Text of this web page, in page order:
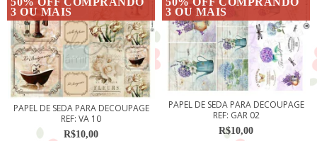
3 OU MAIS
PAPEL DE SEDA PARA DECOUPAGE
REF: VA 10
R$10,00
3 OU MAIS
PAPEL DE SEDA PARA DECOUPAGE
REF: GAR 02
R$10,00